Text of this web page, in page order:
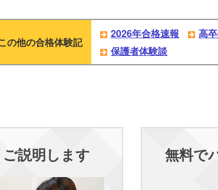
の他の合格体験記
2026年合格速報 高
保護者体験談
説明します 無料で